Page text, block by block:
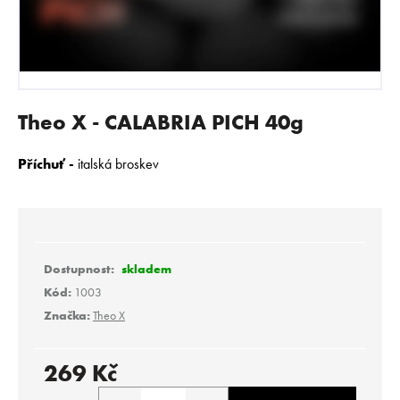
Theo X - CALABRIA PICH 40g
Příchuť - italská broskev
skladem
Kód: 1003
Značka:Theo X
269 Kč
N
J
T